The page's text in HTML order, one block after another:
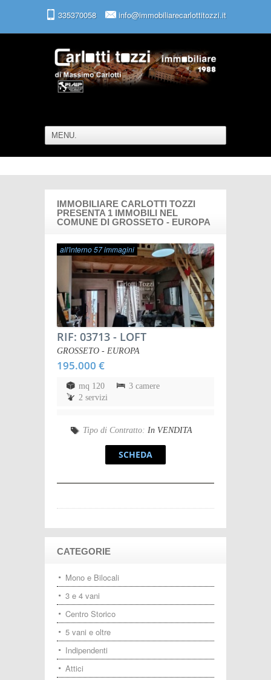
335370058 info@immobiliarecarlottitozzi.it
IMMOBILIARE CARLOTTI TOZZI
PRESENTA 1 IMMOBILI NEL
COMUNE DI GROSSETO - EUROPA
all'interno 57 immagini
RIF: 03713 - LOFT
GROSSETO - EUROPA
195.000 €
mq 120
3 camere
2 servizi
Tipo di Contratto: In VENDITA
SCHEDA
CATEGORIE
Mono e Bilocali
3 e 4 vani
Centro Storico
5 vani e oltre
Indipendenti
Attici